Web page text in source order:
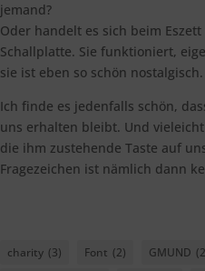
jemand?
Oder handelt es sich beim
Schallplatte. Sie funktioniert,
sie ist eben so schön nostalgisch.
Ich finde es jedenfalls schön,
uns erhalten bleibt. Und
die ihm zustehende Taste auf
Fragezeichen ist nämlich dann
charity (3) Font (2) GMUND